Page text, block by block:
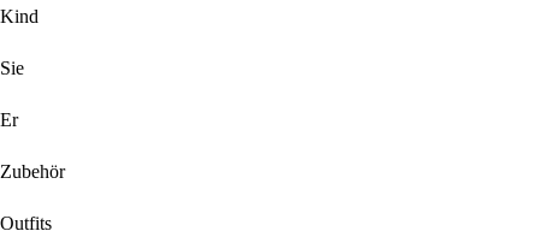
Kind
Sie
Er
Zubehör
Outfits